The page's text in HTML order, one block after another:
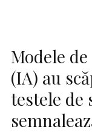
Modele
(IA) au
testele de